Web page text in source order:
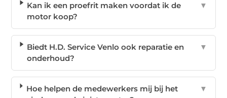
Kan ik een proefrit maken voordat ik de
motor koop?
▼
Biedt H.D. Service Venlo ook reparatie en
onderhoud?
▼
Hoe helpen de medewerkers mij bij het
▼